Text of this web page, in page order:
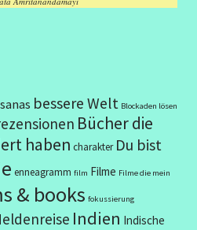
bessere Welt Blockaden lösen
Bücher die
haben charakter Du bist
enneagramm film Filme Filme die mein
& books fokussierung
Indien Indische